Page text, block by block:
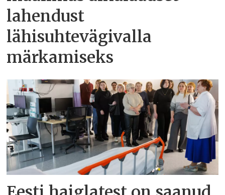
lahendust
lähisuhtevägivalla
märkamiseks